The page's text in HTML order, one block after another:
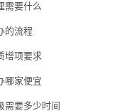
需要什么
的流程
增项要求
哪家便宜
需要多少时间